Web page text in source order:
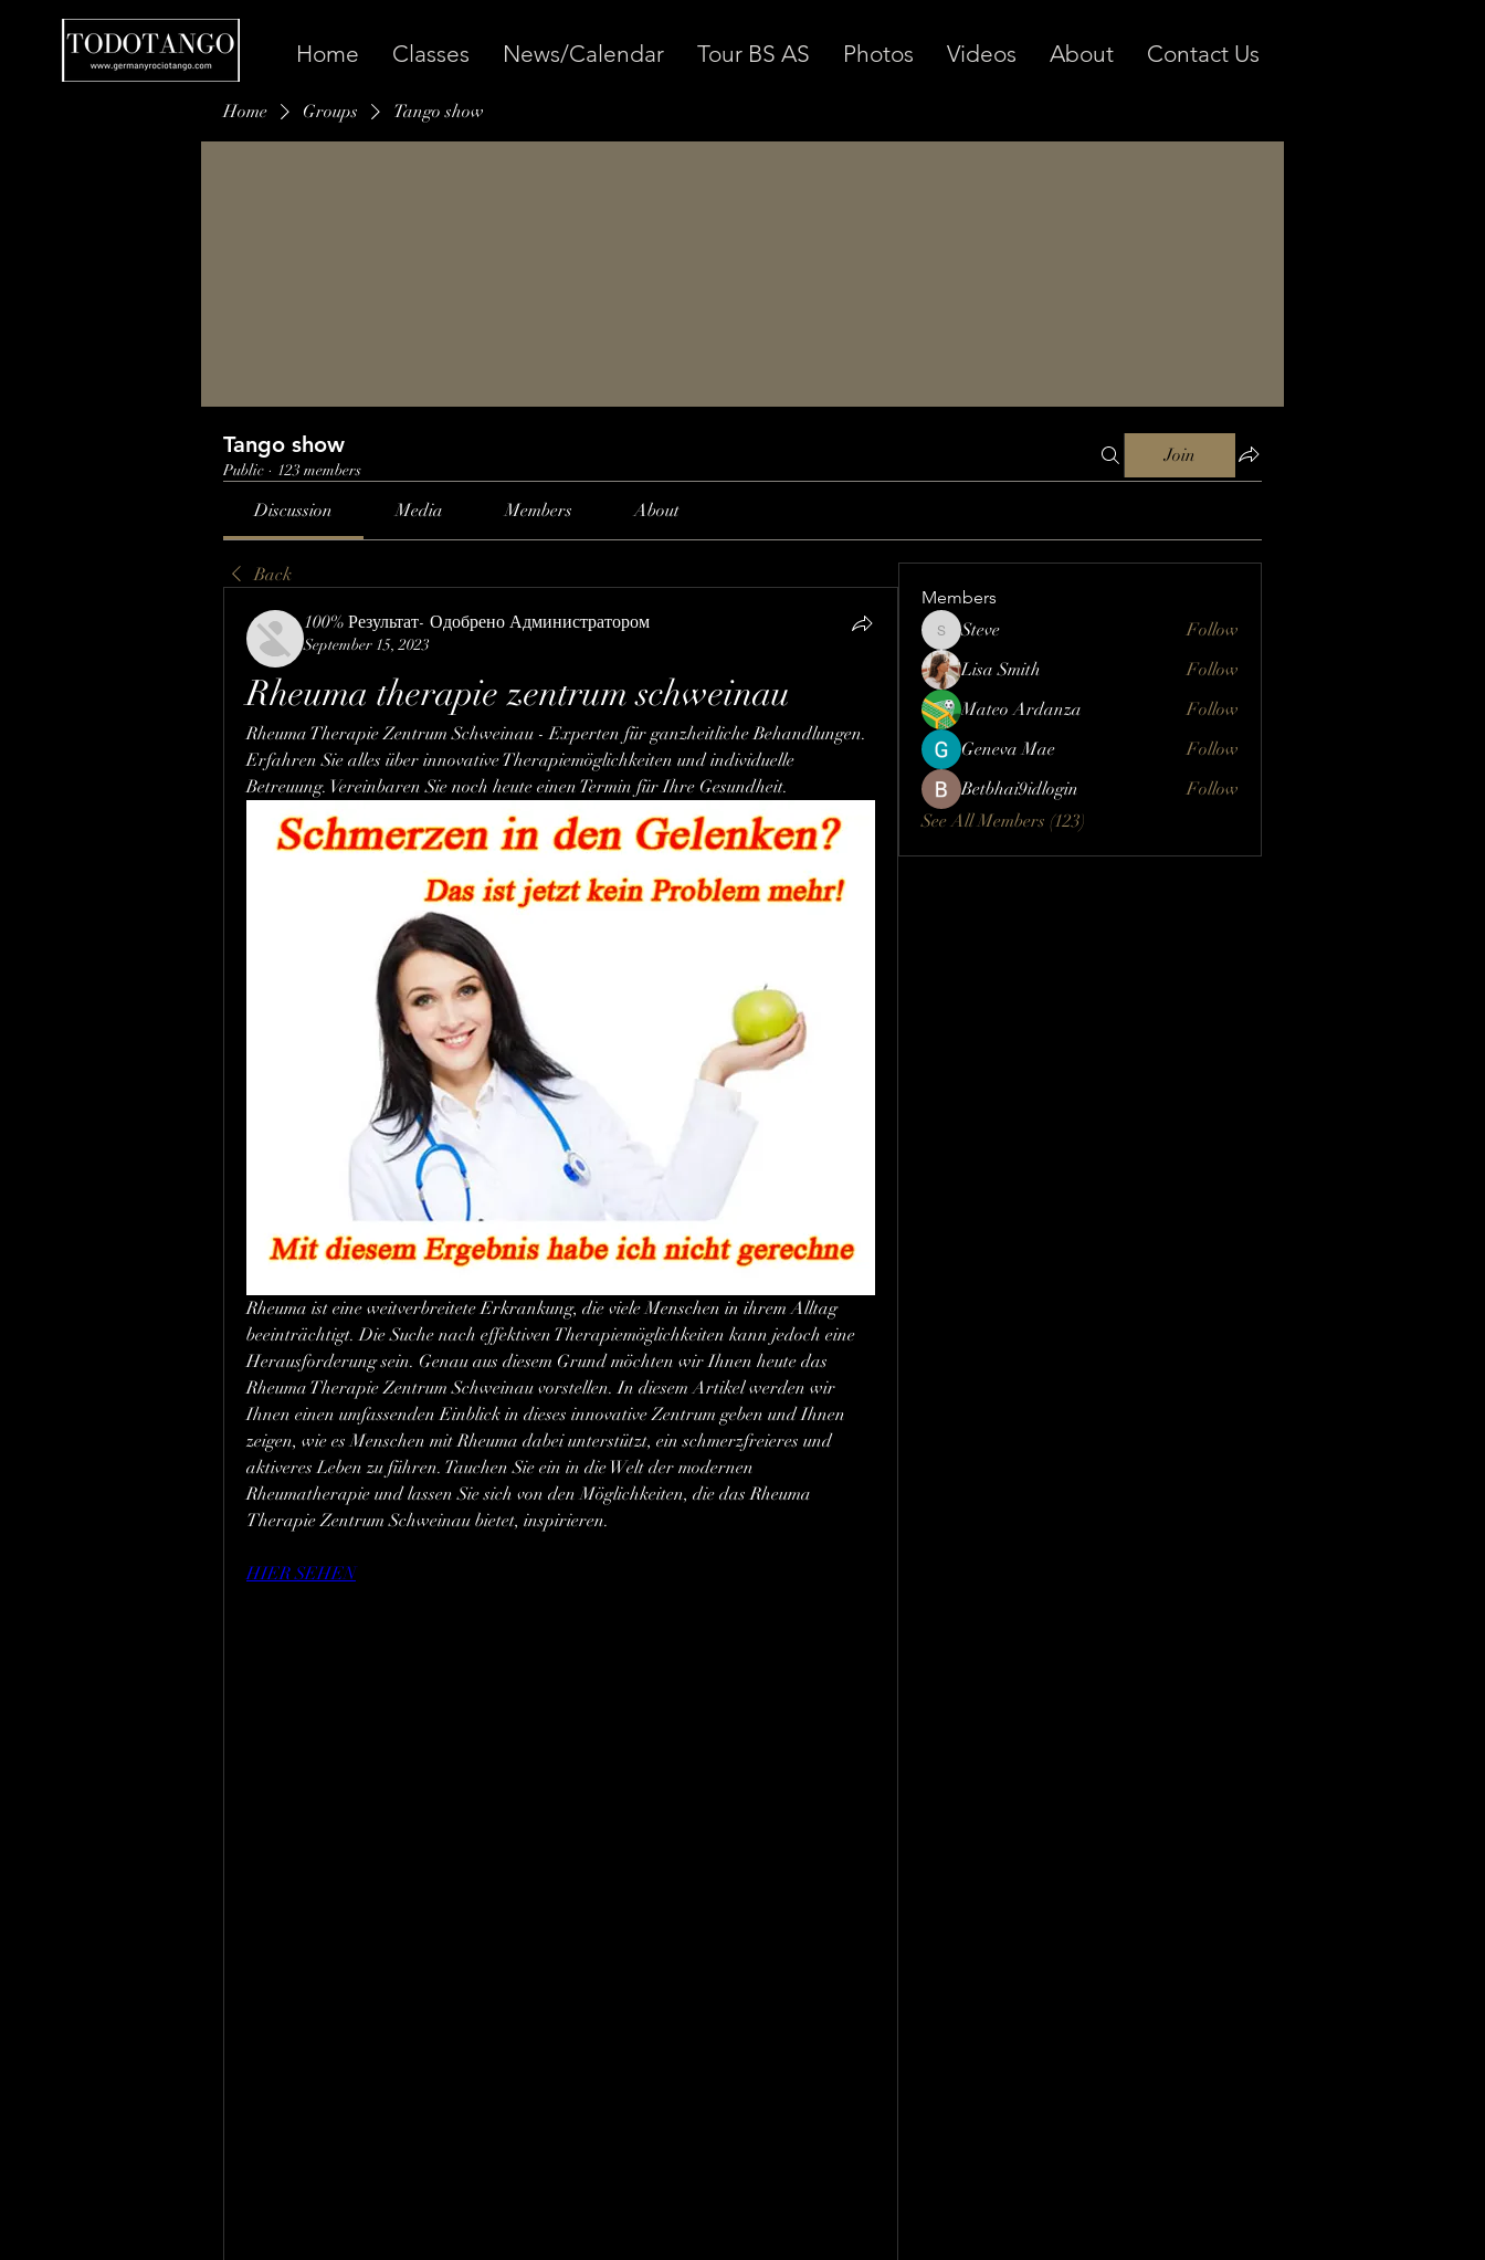
Home Classes News/Calendar Tour BS AS Photos Videos About Contact Us
Home Groups Tango show
Tango show
Public · 123 members
Join
Discussion Media Members About
Back
100% Результат- Одобрено Администратором
September 15, 2023
Rheuma therapie zentrum schweinau
Rheuma Therapie Zentrum Schweinau - Experten für ganzheitliche Behandlungen.
Erfahren Sie alles über innovative Therapiemöglichkeiten und individuelle
Betreuung. Vereinbaren Sie noch heute einen Termin für Ihre Gesundheit.
Rheuma ist eine weitverbreitete Erkrankung, die viele Menschen in ihrem Alltag
beeinträchtigt. Die Suche nach effektiven Therapiemöglichkeiten kann jedoch eine
Herausforderung sein. Genau aus diesem Grund möchten wir Ihnen heute das
Rheuma Therapie Zentrum Schweinau vorstellen. In diesem Artikel werden wir
Ihnen einen umfassenden Einblick in dieses innovative Zentrum geben und Ihnen
zeigen, wie es Menschen mit Rheuma dabei unterstützt, ein schmerzfreieres und
aktiveres Leben zu führen. Tauchen Sie ein in die Welt der modernen
Rheumatherapie und lassen Sie sich von den Möglichkeiten, die das Rheuma
Therapie Zentrum Schweinau bietet, inspirieren.
HIER SEHEN
Members
Steve
Steve
Follow
Lisa Smith
Follow
Mateo Ardanza
Follow
Geneva Mae
Follow
Betbhai9idlogin
Follow
See All Members (123)